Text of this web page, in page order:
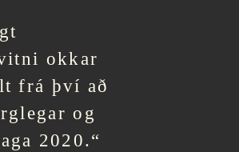
okkar
frá því að
og
2020.“